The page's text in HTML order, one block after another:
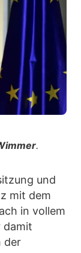
.
und
mit dem
in vollem
damit
der